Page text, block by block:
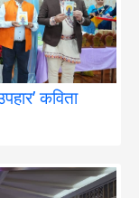
कविता